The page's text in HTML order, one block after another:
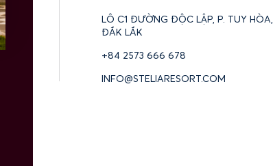
LÔ C1 ĐƯỜNG ĐỘC LẬP, P. TUY HÒA,
ĐẮK LẮK
+84 2573 666 678
INFO@STELIARESORT.COM